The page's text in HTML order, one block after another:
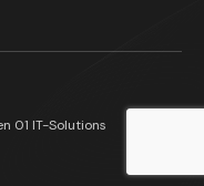
01 IT-Solutions